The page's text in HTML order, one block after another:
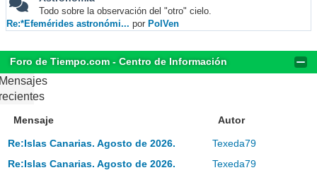
Todo sobre la observación del "otro" cielo.
Re:*Efemérides astronómi... por PolVen
Foro de Tiempo.com - Centro de Información
Mensaje Autor
Re:Islas Canarias. Agosto de 2026.
Texeda79
Re:Islas Canarias. Agosto de 2026.
Texeda79